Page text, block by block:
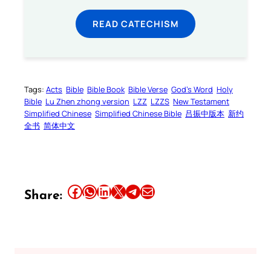
READ CATECHISM
Tags: Acts Bible Bible Book Bible Verse God’s Word Holy
Bible Lu Zhen zhong version LZZ LZZS New Testament
Simplified Chinese Simplified Chinese Bible 吕振中版本 新约
全书 简体中文
Share: Share this article on Facebook Share this article on WhatsApp Share this article on LinkedIn Share this article on X Share this article on TelegramEmail this Article